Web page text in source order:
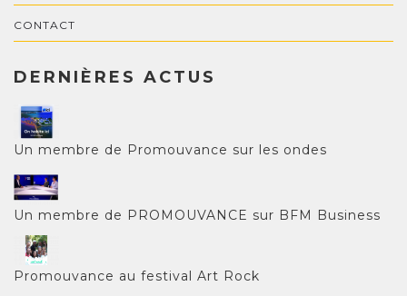
CONTACT
DERNIÈRES ACTUS
Un membre de Promouvance sur les ondes
Un membre de PROMOUVANCE sur BFM Business
Promouvance au festival Art Rock